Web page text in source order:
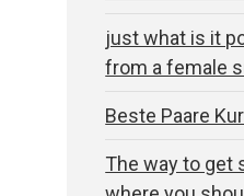
just what is it
from a female
Beste Paare
The way to get